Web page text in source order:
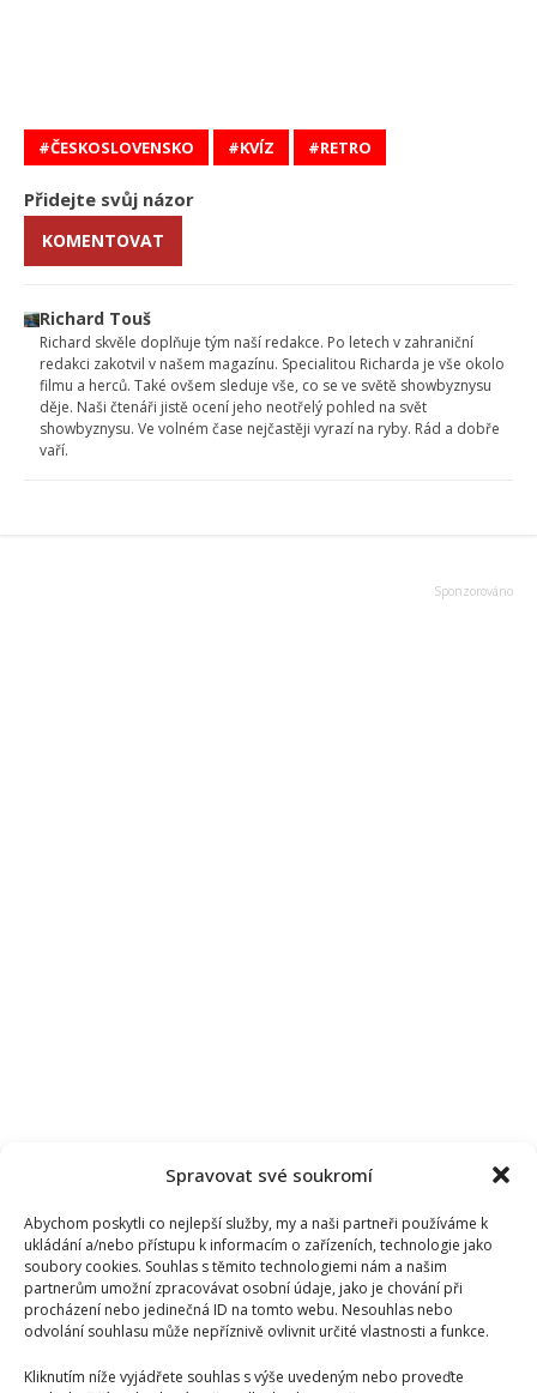
Spravovat své soukromí
Abychom poskytli co nejlepší služby, my a naši partneři používáme k
ukládání a/nebo přístupu k informacím o zařízeních, technologie jako
soubory cookies. Souhlas s těmito technologiemi nám a našim
partnerům umožní zpracovávat osobní údaje, jako je chování při
procházení nebo jedinečná ID na tomto webu. Nesouhlas nebo
odvolání souhlasu může nepříznivě ovlivnit určité vlastnosti a funkce.
Kliknutím níže vyjádřete souhlas s výše uvedeným nebo proveďte
ČESKOSLOVENSKO KVÍZ RETRO
Přidejte svůj názor
KOMENTOVAT
Richard Touš
Richard skvěle doplňuje tým naší redakce. Po letech v zahraniční
redakci zakotvil v našem magazínu. Specialitou Richarda je vše okolo
filmu a herců. Také ovšem sleduje vše, co se ve světě showbyznysu
děje. Naši čtenáři jistě ocení jeho neotřelý pohled na svět
showbyznysu. Ve volném čase nejčastěji vyrazí na ryby. Rád a dobře
vaří.